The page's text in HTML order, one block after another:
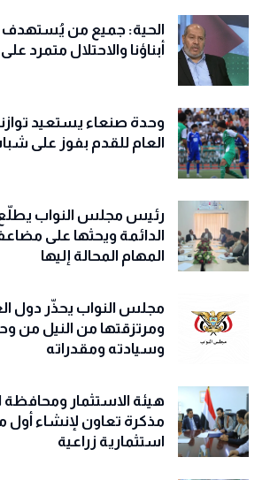
الحية: جميع من
أبناؤنا والاحتلال متمرد
وحدة صنعاء يستعيد
العام للقدم بفوز على
رئيس مجلس النواب يطلّع
الدائمة ويحثها على
المهام المحالة إليها
مجلس النواب يحذّّر دول
ومرتزقتها من النيل من
وسيادته ومقدراته
هيئة الاستثمار ومحافظة
مذكرة تعاون لإنشاء
استثمارية زراعية